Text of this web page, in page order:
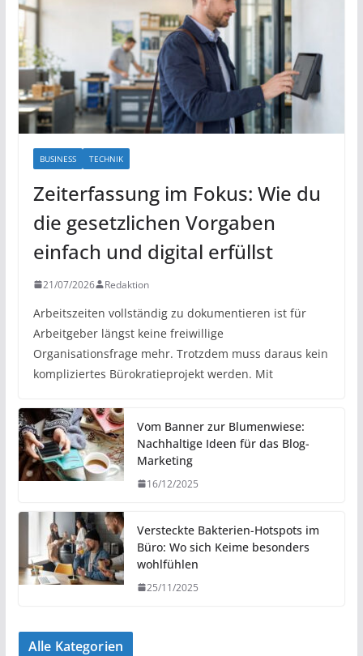
BUSINESS TECHNIK
Zeiterfassung im Fokus: Wie du
die gesetzlichen Vorgaben
einfach und digital erfüllst
21/07/2026 Redaktion
Arbeitszeiten vollständig zu dokumentieren ist für
Arbeitgeber längst keine freiwillige
Organisationsfrage mehr. Trotzdem muss daraus kein
kompliziertes Bürokratieprojekt werden. Mit
Vom Banner zur Blumenwiese:
Nachhaltige Ideen für das Blog-
Marketing
16/12/2025
Versteckte Bakterien-Hotspots im
Büro: Wo sich Keime besonders
wohlfühlen
25/11/2025
Alle Kategorien